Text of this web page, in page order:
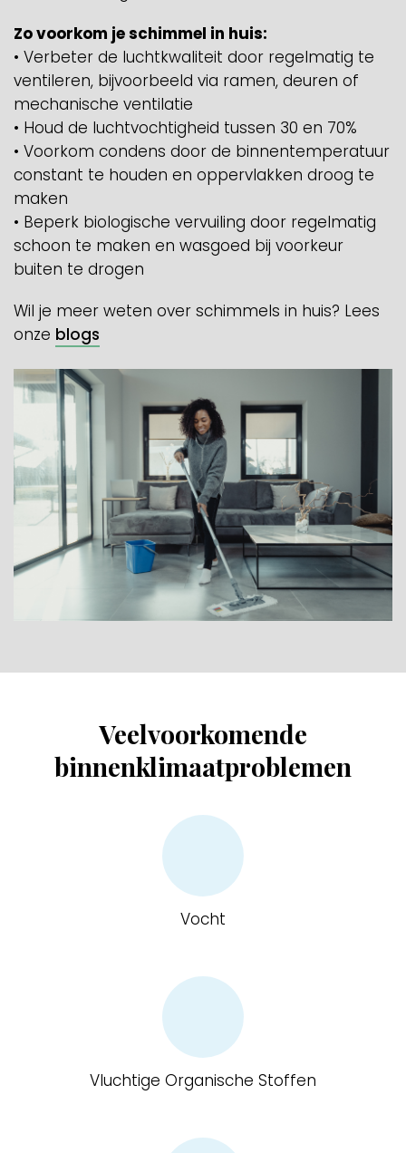
Zo voorkom je schimmel in huis:
• Verbeter de luchtkwaliteit door regelmatig te
ventileren, bijvoorbeeld via ramen, deuren of
mechanische ventilatie
• Houd de luchtvochtigheid tussen 30 en 70%
• Voorkom condens door de binnentemperatuur
constant te houden en oppervlakken droog te
maken
• Beperk biologische vervuiling door regelmatig
schoon te maken en wasgoed bij voorkeur
buiten te drogen
Wil je meer weten over schimmels in huis? Lees
onze blogs
Veelvoorkomende
binnenklimaatproblemen
Vocht
Vluchtige Organische Stoffen